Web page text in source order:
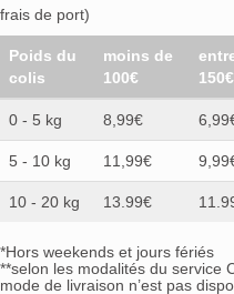
frais de port)
Poids du
colis
moins de
100€
150€
0 - 5 kg 8,99€
5 - 10 kg 11,99€
10 - 20 kg 13.99€
*Hors weekends et jours fériés
**selon les modalités du service
mode de livraison n’est pas